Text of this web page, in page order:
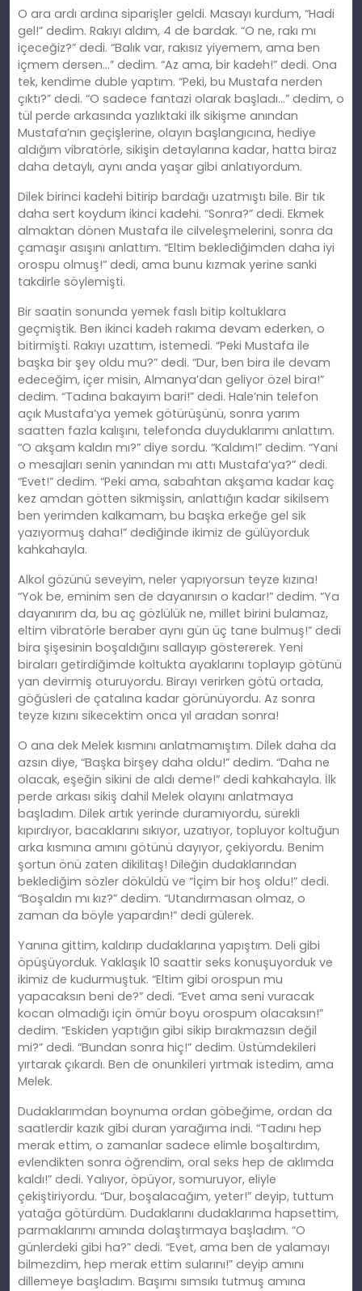
O ara ardı ardına siparişler geldi. Masayı kurdum, “Hadi
gel!” dedim. Rakıyı aldım, 4 de bardak. “O ne, rakı mı
içeceğiz?” dedi. “Balık var, rakısız yiyemem, ama ben
içmem dersen…” dedim. “Az ama, bir kadeh!” dedi. Ona
tek, kendime duble yaptım. “Peki, bu Mustafa nerden
çıktı?” dedi. “O sadece fantazi olarak başladı…” dedim, o
tül perde arkasında yazlıktaki ilk sikişme anından
Mustafa’nın geçişlerine, olayın başlangıcına, hediye
aldığım vibratörle, sikişin detaylarına kadar, hatta biraz
daha detaylı, aynı anda yaşar gibi anlatıyordum.
Dilek birinci kadehi bitirip bardağı uzatmıştı bile. Bir tık
daha sert koydum ikinci kadehi. “Sonra?” dedi. Ekmek
almaktan dönen Mustafa ile cilveleşmelerini, sonra da
çamaşır asışını anlattım. “Eltim beklediğimden daha iyi
orospu olmuş!” dedi, ama bunu kızmak yerine sanki
takdirle söylemişti.
Bir saatin sonunda yemek faslı bitip koltuklara
geçmiştik. Ben ikinci kadeh rakıma devam ederken, o
bitirmişti. Rakıyı uzattım, istemedi. “Peki Mustafa ile
başka bir şey oldu mu?” dedi. “Dur, ben bira ile devam
edeceğim, içer misin, Almanya’dan geliyor özel bira!”
dedim. “Tadına bakayım bari!” dedi. Hale’nin telefon
açık Mustafa’ya yemek götürüşünü, sonra yarım
saatten fazla kalışını, telefonda duyduklarımı anlattım.
“O akşam kaldın mı?” diye sordu. “Kaldım!” dedim. “Yani
o mesajları senin yanından mı attı Mustafa’ya?” dedi.
“Evet!” dedim. “Peki ama, sabahtan akşama kadar kaç
kez amdan götten sikmişsin, anlattığın kadar sikilsem
ben yerimden kalkamam, bu başka erkeğe gel sik
yazıyormuş daha!” dediğinde ikimiz de gülüyorduk
kahkahayla.
Alkol gözünü seveyim, neler yapıyorsun teyze kızına!
“Yok be, eminim sen de dayanırsın o kadar!” dedim. “Ya
dayanırım da, bu aç gözlülük ne, millet birini bulamaz,
eltim vibratörle beraber aynı gün üç tane bulmuş!” dedi
bira şişesinin boşaldığını sallayıp göstererek. Yeni
biraları getirdiğimde koltukta ayaklarını toplayıp götünü
yan devirmiş oturuyordu. Birayı verirken götü ortada,
göğüsleri de çatalına kadar görünüyordu. Az sonra
teyze kızını sikecektim onca yıl aradan sonra!
O ana dek Melek kısmını anlatmamıştım. Dilek daha da
azsın diye, “Başka birşey daha oldu!” dedim. “Daha ne
olacak, eşeğin sikini de aldı deme!” dedi kahkahayla. İlk
perde arkası sikiş dahil Melek olayını anlatmaya
başladım. Dilek artık yerinde duramıyordu, sürekli
kıpırdıyor, bacaklarını sıkıyor, uzatıyor, topluyor koltuğun
arka kısmına amını götünü dayıyor, çekiyordu. Benim
şortun önü zaten dikilitaş! Dileğin dudaklarından
beklediğim sözler döküldü ve “İçim bir hoş oldu!” dedi.
“Boşaldın mı kız?” dedim. “Utandırmasan olmaz, o
zaman da böyle yapardın!” dedi gülerek.
Yanına gittim, kaldırıp dudaklarına yapıştım. Deli gibi
öpüşüyorduk. Yaklaşık 10 saattir seks konuşuyorduk ve
ikimiz de kudurmuştuk. “Eltim gibi orospun mu
yapacaksın beni de?” dedi. “Evet ama seni vuracak
kocan olmadığı için ömür boyu orospum olacaksın!”
dedim. “Eskiden yaptığın gibi sikip bırakmazsın değil
mi?” dedi. “Bundan sonra hiç!” dedim. Üstümdekileri
yırtarak çıkardı. Ben de onunkileri yırtmak istedim, ama
Melek.
Dudaklarımdan boynuma ordan göbeğime, ordan da
saatlerdir kazık gibi duran yarağıma indi. “Tadını hep
merak ettim, o zamanlar sadece elimle boşaltırdım,
evlendikten sonra öğrendim, oral seks hep de aklımda
kaldı!” dedi. Yalıyor, öpüyor, somuruyor, eliyle
çekiştiriyordu. “Dur, boşalacağım, yeter!” deyip, tuttum
yatağa götürdüm. Dudaklarını dudaklarıma hapsettim,
parmaklarımı amında dolaştırmaya başladım. “O
günlerdeki gibi ha?” dedi. “Evet, ama ben de yalamayı
bilmezdim, hep merak ettim sularını!” deyip amını
dillemeye başladım. Başımı sımsıkı tutmuş amına